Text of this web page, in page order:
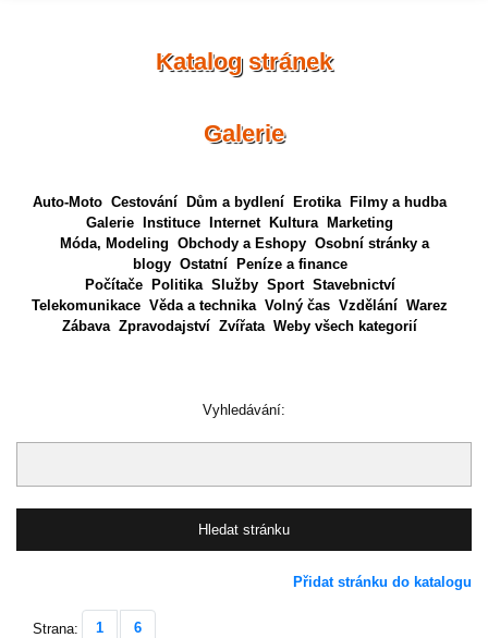
Katalog stránek
Galerie
Auto-Moto Cestování Dům a bydlení Erotika
Filmy a hudba
Galerie
Instituce Internet Kultura
Marketing
Móda, Modeling Obchody a Eshopy Osobní stránky a
blogy Ostatní
Peníze a finance
Počítače
Politika Služby Sport Stavebnictví
Telekomunikace Věda a technika Volný čas Vzdělání Warez
Zábava Zpravodajství Zvířata Weby všech kategorií
Vyhledávání:
Přidat stránku do katalogu
Strana: 1 6